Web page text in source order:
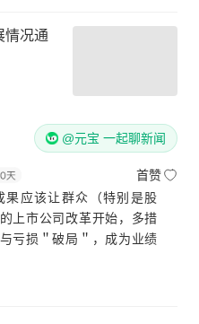
情况通
@元宝 一起聊新闻
首赞
果应该让群众（特别是股
上市公司改革开始，多措
亏损＂破局＂，成为业绩